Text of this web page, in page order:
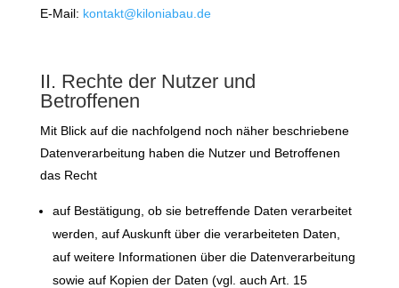
E-Mail: kontakt@kiloniabau.de
II. Rechte der Nutzer und
Betroffenen
Mit Blick auf die nachfolgend noch näher beschriebene
Datenverarbeitung haben die Nutzer und Betroffenen
das Recht
auf Bestätigung, ob sie betreffende Daten verarbeitet
werden, auf Auskunft über die verarbeiteten Daten,
auf weitere Informationen über die Datenverarbeitung
sowie auf Kopien der Daten (vgl. auch Art. 15